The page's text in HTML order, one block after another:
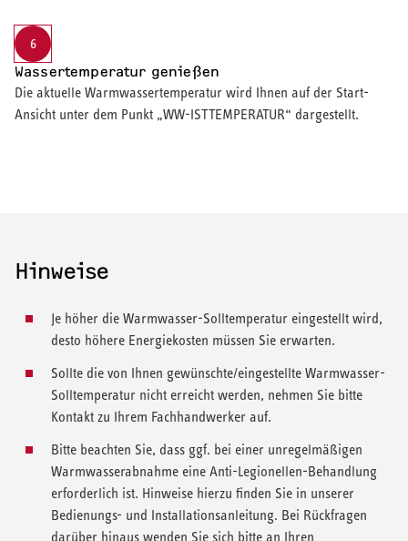
6
Wassertemperatur genießen
Die aktuelle Warmwassertemperatur wird Ihnen auf der Start-
Ansicht unter dem Punkt „WW-ISTTEMPERATUR“ dargestellt.
Hinweise
Je höher die Warmwasser-Solltemperatur eingestellt wird,
desto höhere Energiekosten müssen Sie erwarten.
Sollte die von Ihnen gewünschte/eingestellte Warmwasser-
Solltemperatur nicht erreicht werden, nehmen Sie bitte
Kontakt zu Ihrem Fachhandwerker auf.
Bitte beachten Sie, dass ggf. bei einer unregelmäßigen
Warmwasserabnahme eine Anti-Legionellen-Behandlung
erforderlich ist. Hinweise hierzu finden Sie in unserer
Bedienungs- und Installationsanleitung. Bei Rückfragen
darüber hinaus wenden Sie sich bitte an Ihren